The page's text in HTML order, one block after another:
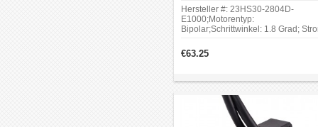
Hersteller #: 23HS30-2804D-
E1000;Motorentyp:
Bipolar;Schrittwinkel: 1.8 Grad;
1000ppr.Es kann in einer Vielzahl
Anwendungen eingesetzt werden,
€63.25